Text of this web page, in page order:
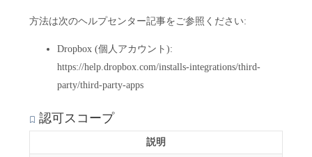
方法は次のヘルプセンター記事をご参照ください:
Dropbox (個人アカウント):
https://help.dropbox.com/installs-integrations/third-
party/third-party-apps
認可スコープ
説明